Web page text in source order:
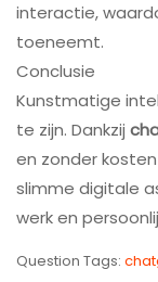
interactie,
toeneemt.
Conclusie
Kunstmatige
te zijn. Dankzij
en zonder
slimme digitale
werk en
Question Tags: